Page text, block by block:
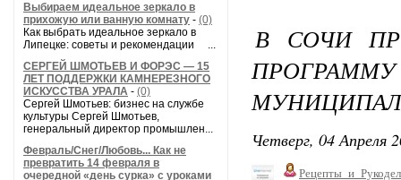
Выбираем идеальное зеркало в
прихожую или ванную комнату - (0)
Как выбрать идеальное зеркало в
Липецке: советы и рекомендации ...
СЕРГЕЙ ШМОТЬЕВ И ФОРЭС — 15
ЛЕТ ПОДДЕРЖКИ КАМНЕРЕЗНОГО
ИСКУССТВА УРАЛА - (0)
Сергей Шмотьев: бизнес на службе
культуры Сергей Шмотьев,
генеральный директор промышлен...
Февраль/Снег/Любовь... Как не
превратить 14 февраля в
очередной «день сурка» с уроками
В СОЧИ
Четверг, 04 Апреля